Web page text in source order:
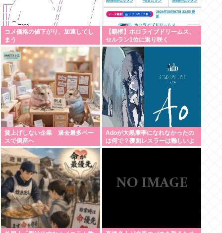
コメ価格の値下がり、加速してし
まう
【覇権】ホロライブドリームス、
セルラン1位に返り咲く
WIWIWIWIWIWIWIWIWIWIWIWIWI
WIWIWIWIWI
賃上げしない企業 過去最多ペー
スで倒産へ
Adoが大黒摩季になれなかったの
は何で？覆面レスラーは難しいよ
ね